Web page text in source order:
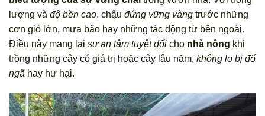
lượng và độ bền cao, chậu đứng vững vàng trước những
cơn gió lớn, mưa bão hay những tác động từ bên ngoài.
Điều này mang lại sự an tâm tuyệt đối cho nhà nông khi
trồng những cây có giá trị hoặc cây lâu năm, không lo bị đổ
ngã hay hư hại.